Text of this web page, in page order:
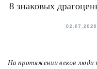
8 знаковых
02.07.2020
На протяжении веков люди